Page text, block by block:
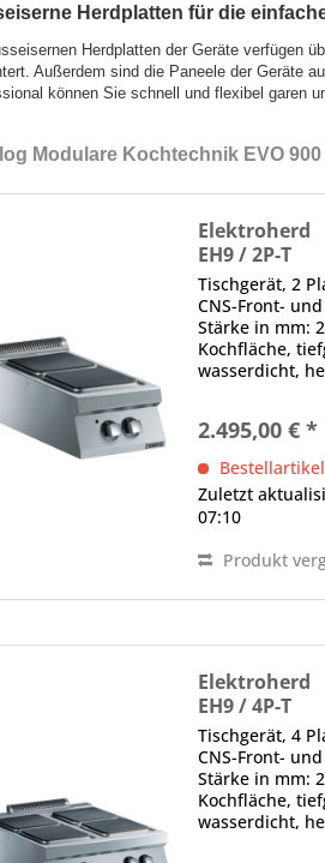
Herdplatten für die
Herdplatten der Geräte verfügen
Außerdem sind die Paneele der Geräte
können Sie schnell und flexibel garen
Modulare Kochtechnik EVO 900
Elektroherd
EH9 / 2P-T
Tischgerät, 2
CNS-Front-
Stärke in mm:
Kochfläche,
wasserdicht,
2.495,00 € *
Bestellartikel
Zuletzt
07:10
Produkt
Elektroherd
EH9 / 4P-T
Tischgerät, 4
CNS-Front-
Stärke in mm:
Kochfläche,
wasserdicht,